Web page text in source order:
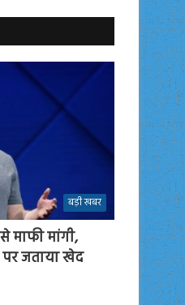
बड़ी खबर
माफी मांगी,
जताया खेद